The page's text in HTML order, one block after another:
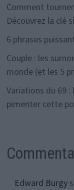
Comment
Découvrez la clé
6 phrases
Couple : les
monde (et les 5
Variations du 69
pimenter cette
Edward Burgy